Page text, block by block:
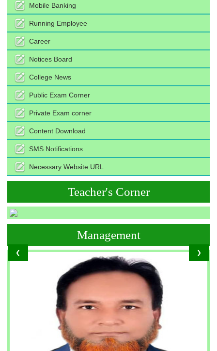
Mobile Banking
Running Employee
Career
Notices Board
College News
Public Exam Corner
Private Exam corner
Content Download
SMS Notifications
Necessary Website URL
Teacher's Corner
❮ ❯
Management